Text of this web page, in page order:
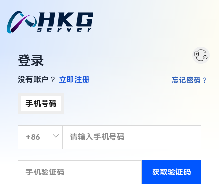
登录
没有账户？ 立即注册
手机号码
获取验证码
忘记密码？